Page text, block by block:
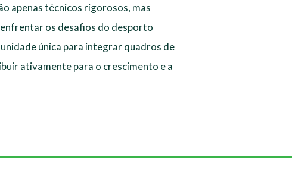
apenas técnicos rigorosos, mas
os desafios do desporto
única para integrar quadros de
ativamente para o crescimento e a